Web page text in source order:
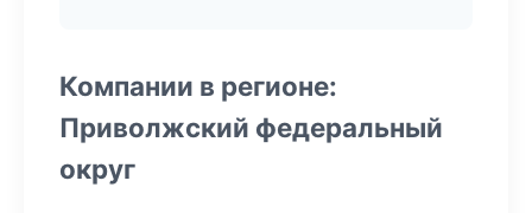
Компании в регионе:
Приволжский федеральный
округ